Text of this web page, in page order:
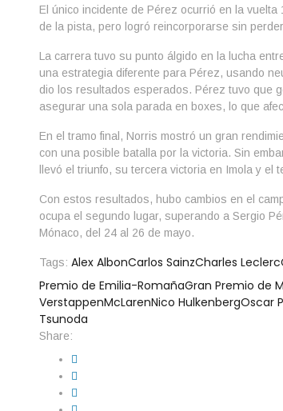
El único incidente de Pérez ocurrió en la
de la pista, pero logró reincorporarse sin
La carrera tuvo su punto álgido en la lucha
una estrategia diferente para Pérez, usando
dio los resultados esperados. Pérez tuvo que
asegurar una sola parada en boxes, lo que
En el tramo final, Norris mostró un gran
con una posible batalla por la victoria. Sin
llevó el triunfo, su tercera victoria en Imola y
Con estos resultados, hubo cambios en el
ocupa el segundo lugar, superando a Sergio
Mónaco, del 24 al 26 de mayo.
Tags: Alex AlbonCarlos SainzCharles Leclerc
Premio de Emilia-RomañaGran Premio de
VerstappenMcLarenNico HulkenbergOscar
Tsunoda
Share: